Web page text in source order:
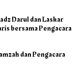
Darul dan Laskar
bersama Pengacara
dan Pengacara